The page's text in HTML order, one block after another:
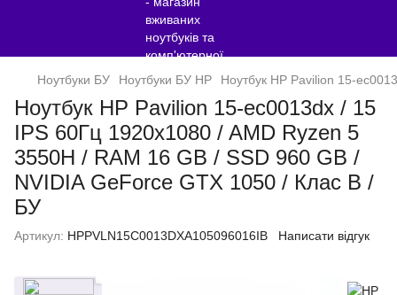
Ноутбуки БУ Ноутбуки БУ HP Ноутбук HP Pavilion 15-
Ноутбук HP Pavilion 15-ec0013dx / 15
IPS 60Гц 1920x1080 / AMD Ryzen 5
3550H / RAM 16 GB / SSD 960 GB /
NVIDIA GeForce GTX 1050 / Клас B /
БУ
Артикул: HPPVLN15C0013DXA105096016IB Написати відгук